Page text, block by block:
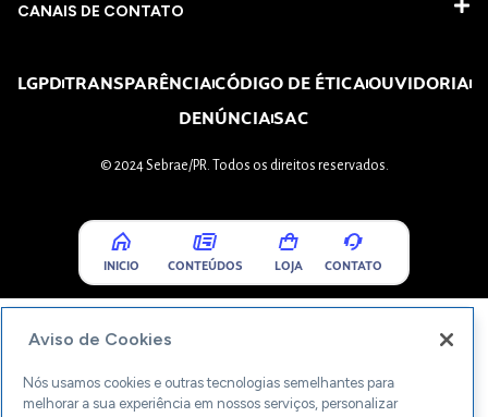
CANAIS DE CONTATO
LGPDTRANSPARÊNCIACÓDIGO DE ÉTICAOUVIDORIA
DENÚNCIASAC
© 2024 Sebrae/PR. Todos os direitos reservados.
INICIO CONTEÚDOS LOJA CONTATO
Aviso de Cookies
Nós usamos cookies e outras tecnologias semelhantes para
melhorar a sua experiência em nossos serviços, personalizar